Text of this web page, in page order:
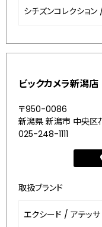
シチズンコレクション
ビックカメラ新潟店
〒950-0086
新潟県 新潟市 中央
025-248-1111
取扱ブランド
エクシード / アテッサ